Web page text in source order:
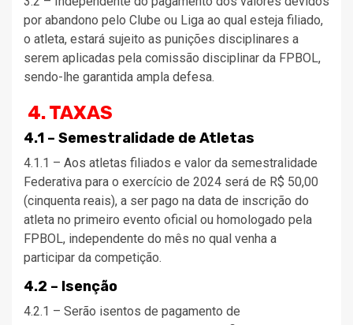
por abandono pelo Clube ou Liga ao qual esteja filiado,
o atleta, estará sujeito as punições disciplinares a
serem aplicadas pela comissão disciplinar da FPBOL,
sendo-lhe garantida ampla defesa.
4. TAXAS
4.1 – Semestralidade de Atletas
4.1.1 – Aos atletas filiados e valor da semestralidade
Federativa para o exercício de 2024 será de R$ 50,00
(cinquenta reais), a ser pago na data de inscrição do
atleta no primeiro evento oficial ou homologado pela
FPBOL, independente do mês no qual venha a
participar da competição.
4.2 – Isenção
4.2.1 – Serão isentos de pagamento de